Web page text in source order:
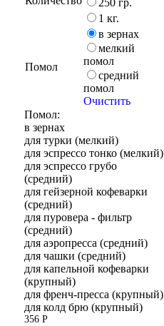
1 кг.
Помол
в зернах
мелкий
помол
средний
помол
Очистить
Помол:
в зернах
для турки (мелкий)
для эспрессо тонко (мелкий)
для эспрессо грубо
(средний)
для гейзерной кофеварки
(средний)
для пуровера - фильтр
(средний)
для аэропресса (средний)
для чашки (средний)
для капельной кофеварки
(крупный)
для френч-пресса (крупный)
для колд брю (крупный)
356 Р